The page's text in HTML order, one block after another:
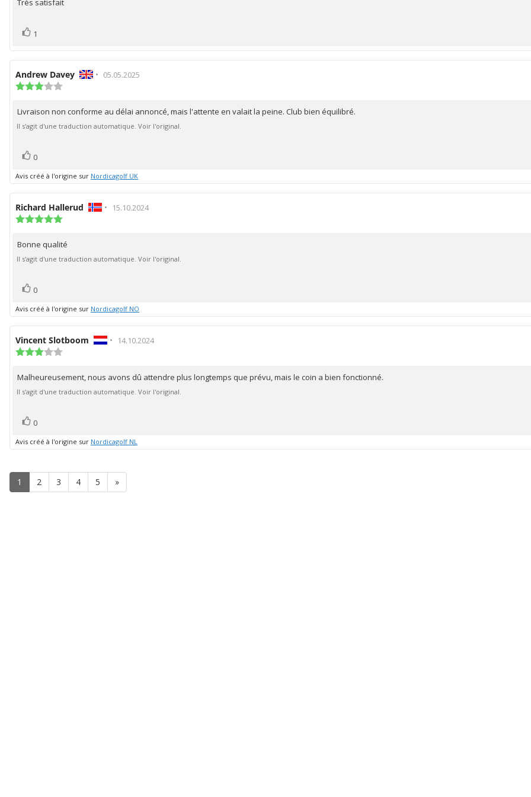
:
Texte
l'évaluation:
Très satisfait
Vote
positif
1
Auteur
de
Andrew Davey • Date
05.05.2025
:
3.0
étoiles
Texte
de
Livraison non conforme au délai annoncé, mais l'attente en valait la peine. Club bien équilibré.
Il s'agit d'une traduction automatique. Voir l'original.
Vote
positif
0
Avis créé à l'origine sur Nordicagolf UK
Auteur
de
Richard Hallerud • Date
15.10.2024
:
5.0
étoiles
Texte
de
Bonne qualité
Il s'agit d'une traduction automatique. Voir l'original.
Vote
positif
0
Avis créé à l'origine sur Nordicagolf NO
Auteur
de
Vincent Slotboom • Date
14.10.2024
:
3.0
étoiles
Texte
de
Malheureusement, nous avons dû attendre plus longtemps que prévu, mais le coin a bien fonctionné.
Il s'agit d'une traduction automatique. Voir l'original.
Vote
positif
0
Avis créé à l'origine sur Nordicagolf NL
1 2 3 4 5 »